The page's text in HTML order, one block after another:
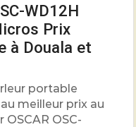
WD12H
Prix
à Douala et
portable
meilleur prix au
OSC-